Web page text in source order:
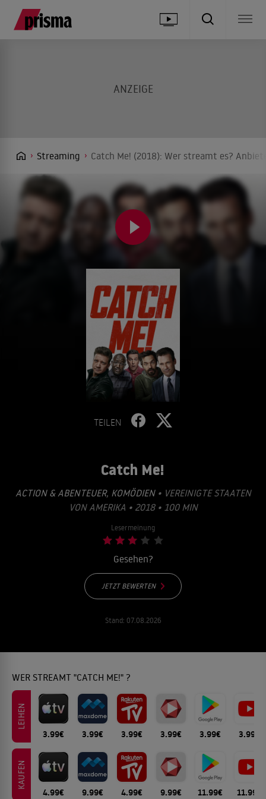
Streaming Catch Me! (2018): Wer streamt es?
TEILEN
Catch Me!
ACTION & ABENTEUER, KOMÖDIEN• VEREINIGTE STAATEN
VON AMERIKA • 2018 • 100 MIN
Lesermeinung
Gesehen?
JETZT BEWERTEN
Stand: 07.08.2026
WER STREAMT "CATCH ME!" ?
LEIHEN
3.99€ 3.99€ 3.99€ 3.99€ 3.99€ 3.99€
KAUFEN
4.99€ 9.99€ 4.99€ 9.99€ 11.99€ 11.99€